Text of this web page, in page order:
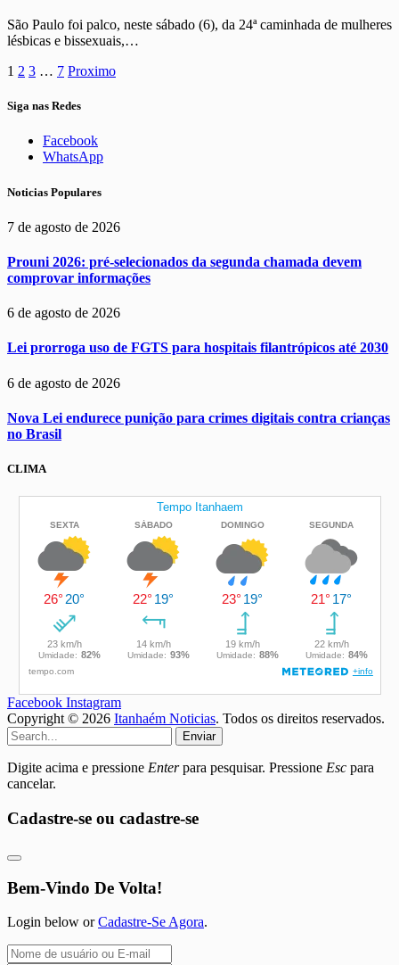
São Paulo foi palco, neste sábado (6), da 24ª caminhada de mulheres
lésbicas e bissexuais,…
1 2 3 … 7 Proximo
Siga nas Redes
Facebook
WhatsApp
Noticias Populares
7 de agosto de 2026
Prouni 2026: pré-selecionados da segunda chamada devem
comprovar informações
6 de agosto de 2026
Lei prorroga uso de FGTS para hospitais filantrópicos até 2030
6 de agosto de 2026
Nova Lei endurece punição para crimes digitais contra crianças
no Brasil
CLIMA
Facebook Instagram
Copyright © 2026 Itanhaém Noticias. Todos os direitos reservados.
Enviar
Digite acima e pressione Enterpara pesquisar. Pressione Esc para
cancelar.
Cadastre-se ou cadastre-se
Bem-Vindo De Volta!
Login below orCadastre-Se Agora.